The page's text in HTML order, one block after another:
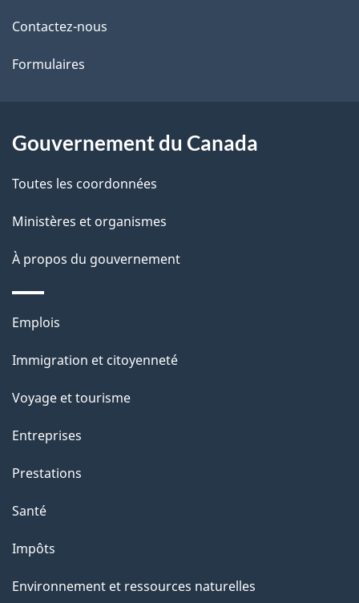
s
d
l
a
p
a
g
e
ce
site
Contactez-nous
Formulaires
Gouvernement du Canada
Toutes les coordonnées
Ministères et organismes
À propos du gouvernement
Thèmes
sujets
Emplois
Immigration et citoyenneté
Voyage et tourisme
Entreprises
Prestations
Santé
Impôts
Environnement et ressources naturelles